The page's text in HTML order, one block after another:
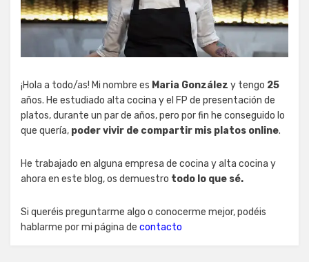
¡Hola a todo/as! Mi nombre es Maria González y tengo 25
años. He estudiado alta cocina y el FP de presentación de
platos, durante un par de años, pero por fin he conseguido lo
que quería, poder vivir de compartir mis platos online.
He trabajado en alguna empresa de cocina y alta cocina y
ahora en este blog, os demuestro todo lo que sé.
Si queréis preguntarme algo o conocerme mejor, podéis
hablarme por mi página de contacto